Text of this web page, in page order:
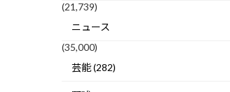
(21,739)
ニュース
(35,000)
芸能 (282)